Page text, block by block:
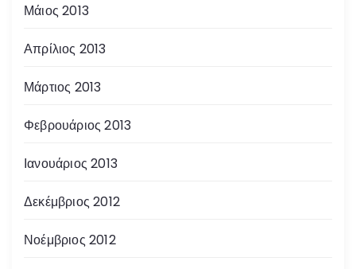
Μάιος 2013
Απρίλιος 2013
Μάρτιος 2013
Φεβρουάριος 2013
Ιανουάριος 2013
Δεκέμβριος 2012
Νοέμβριος 2012